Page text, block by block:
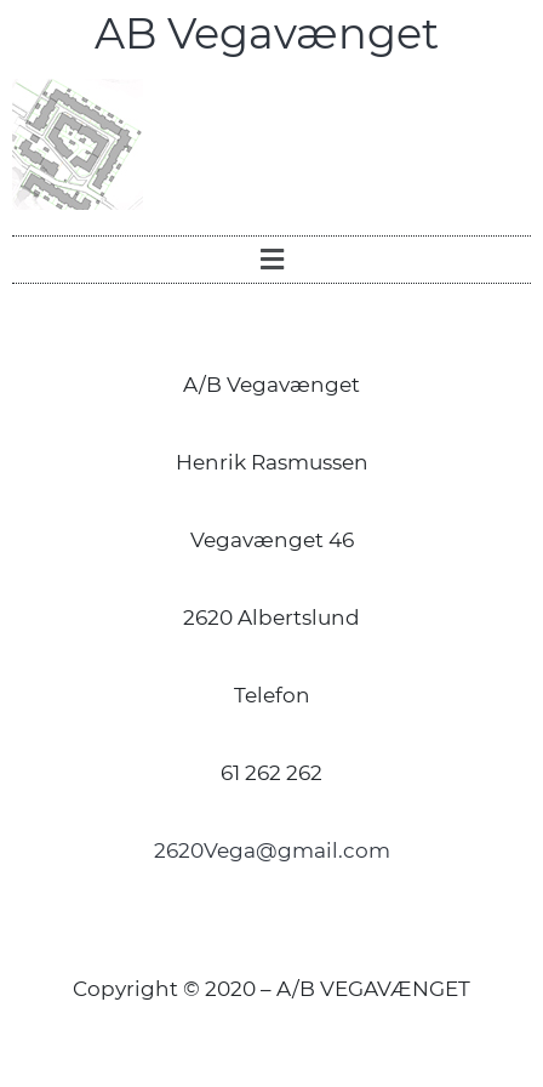
AB Vegavænget
A/B Vegavænget
Henrik Rasmussen
Vegavænget 46
2620 Albertslund
Telefon
61 262 262
2620Vega@gmail.com
Copyright © 2020 – A/B VEGAVÆNGET